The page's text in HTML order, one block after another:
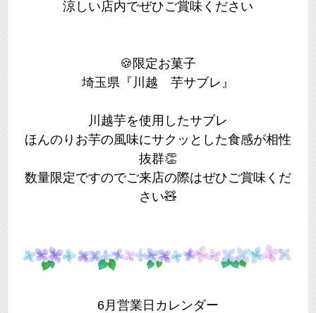
涼しい店内でぜひご賞味ください
🍪限定お菓子
埼玉県『川越 芋サブレ』
川越芋を使用したサブレ
ほんのりお芋の風味にサクッとした食感が相性
抜群👏
数量限定ですのでご来店の際はぜひご賞味くだ
さい🧸
6月営業日カレンダー